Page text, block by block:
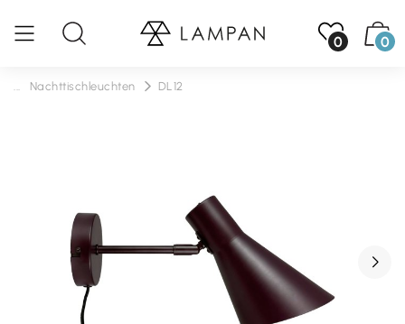
0 0
Nachttischleuchten DL12